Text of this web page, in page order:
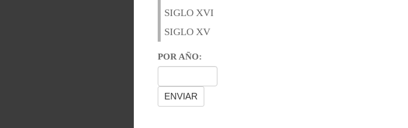
SIGLO XVI
SIGLO XV
POR AÑO: